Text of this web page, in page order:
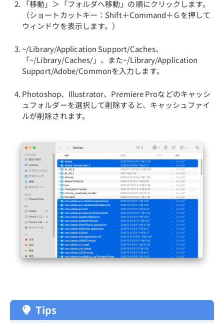
「移動」＞「フォルダへ移動」の順にクリックします。
（ショートカットキー：Shift＋Command＋G を押して
ウィンドウを表示します。）
~/Library/Application Support/Caches、
「~/Library/Caches/」、また~/Library/Application
Support/Adobe/Commonを入力します。
Photoshop、Illustrator、Premiere Proなどのキャッシ
ュフォルダーを選択して削除すると、キャッシュファイ
ルが削除されます。
Tips